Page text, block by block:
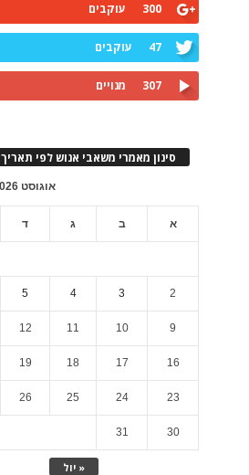
300 עוקבים
47 עוקבים
307 מנויים
סינון מאמרי משאבי אנוש לפי תאריך
אוגוסט 2026
א ב ג ד
« יול
2
3
4
5
9
10
11
12
16
17
18
19
23
24
25
26
30
31